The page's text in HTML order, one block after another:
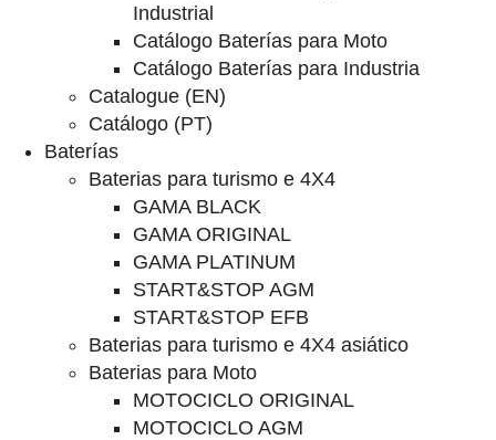
Industrial
Catálogo Baterías para Moto
Catálogo Baterías para Industria
Catalogue (EN)
Catálogo (PT)
Baterías
Baterias para turismo e 4X4
GAMA BLACK
GAMA ORIGINAL
GAMA PLATINUM
START&STOP AGM
START&STOP EFB
Baterias para turismo e 4X4 asiático
Baterias para Moto
MOTOCICLO ORIGINAL
MOTOCICLO AGM